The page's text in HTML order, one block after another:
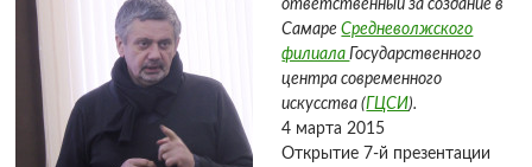
ответственный за создание в
СамареСредневолжского
филиалаГосударственного
центра современного
искусства (ГЦСИ).
4 марта 2015
Открытие 7-й презентации